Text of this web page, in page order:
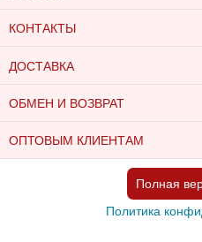
КОНТАКТЫ
ДОСТАВКА
ОБМЕН И ВОЗВРАТ
ОПТОВЫМ КЛИЕНТАМ
Полная
Политика